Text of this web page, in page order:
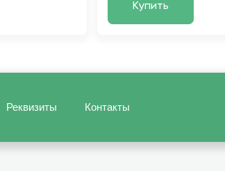
Купить
Реквизиты Контакты